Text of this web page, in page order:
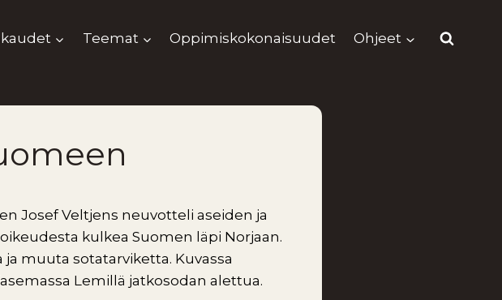
Teemat Oppimiskokonaisuudet Ohjeet
Josef Veltjens neuvotteli aseiden ja
kulkea Suomen läpi Norjaan.
muuta sotatarviketta. Kuvassa
Lemillä jatkosodan alettua.